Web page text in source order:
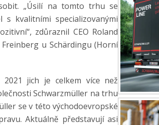
„Úsilí na tomto trhu se
kvalitními specializovanými
zdůraznil CEO Roland
u Schärdingu (Horní
jich je celkem více než
Schwarzmüller na trhu
se v této východoevropské
Aktuálně představují asi